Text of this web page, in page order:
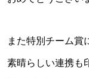
また特別チーム賞
素晴らしい連携も